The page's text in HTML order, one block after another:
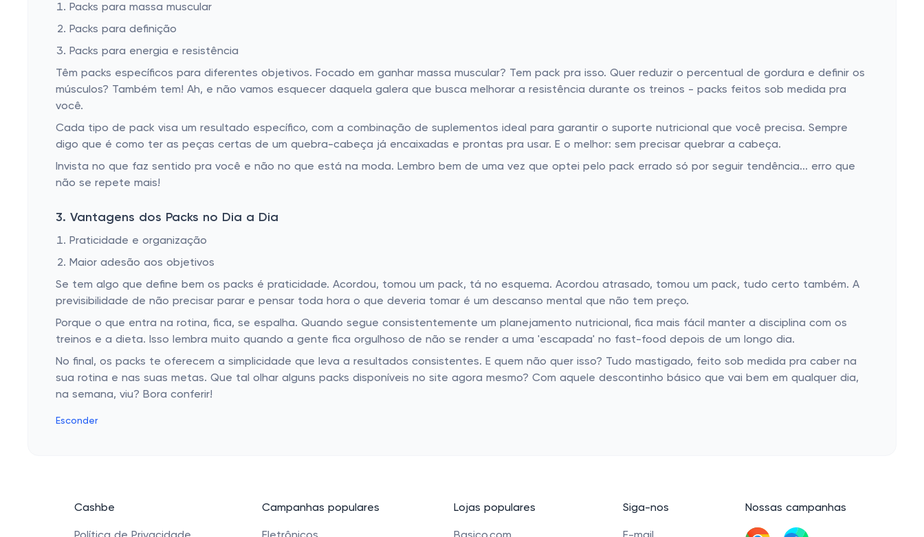
Packs para massa muscular
Packs para definição
Packs para energia e resistência
Têm packs específicos para diferentes objetivos. Focado em ganhar massa muscular? Tem pack pra isso. Quer reduzir o percentual de gordura e definir os
músculos? Também tem! Ah, e não vamos esquecer daquela galera que busca melhorar a resistência durante os treinos - packs feitos sob medida pra
você.
Cada tipo de pack visa um resultado específico, com a combinação de suplementos ideal para garantir o suporte nutricional que você precisa. Sempre
digo que é como ter as peças certas de um quebra-cabeça já encaixadas e prontas pra usar. E o melhor: sem precisar quebrar a cabeça.
Invista no que faz sentido pra você e não no que está na moda. Lembro bem de uma vez que optei pelo pack errado só por seguir tendência... erro que
não se repete mais!
3. Vantagens dos Packs no Dia a Dia
Praticidade e organização
Maior adesão aos objetivos
Se tem algo que define bem os packs é praticidade. Acordou, tomou um pack, tá no esquema. Acordou atrasado, tomou um pack, tudo certo também. A
previsibilidade de não precisar parar e pensar toda hora o que deveria tomar é um descanso mental que não tem preço.
Porque o que entra na rotina, fica, se espalha. Quando segue consistentemente um planejamento nutricional, fica mais fácil manter a disciplina com os
treinos e a dieta. Isso lembra muito quando a gente fica orgulhoso de não se render a uma 'escapada' no fast-food depois de um longo dia.
No final, os packs te oferecem a simplicidade que leva a resultados consistentes. E quem não quer isso? Tudo mastigado, feito sob medida pra caber na
sua rotina e nas suas metas. Que tal olhar alguns packs disponíveis no site agora mesmo? Com aquele descontinho básico que vai bem em qualquer dia,
na semana, viu? Bora conferir!
Esconder
Cashbe Campanhas populares Lojas populares Siga-nos Nossas campanhas